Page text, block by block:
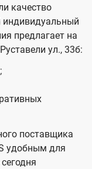
качество
индивидуальный
предлагает на
ул., 33б:
поставщика
удобным для